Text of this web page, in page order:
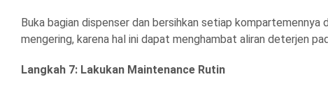
Buka bagian dispenser dan bersihkan setiap
mengering, karena hal ini dapat menghambat aliran deterjen
Langkah 7: Lakukan Maintenance Rutin